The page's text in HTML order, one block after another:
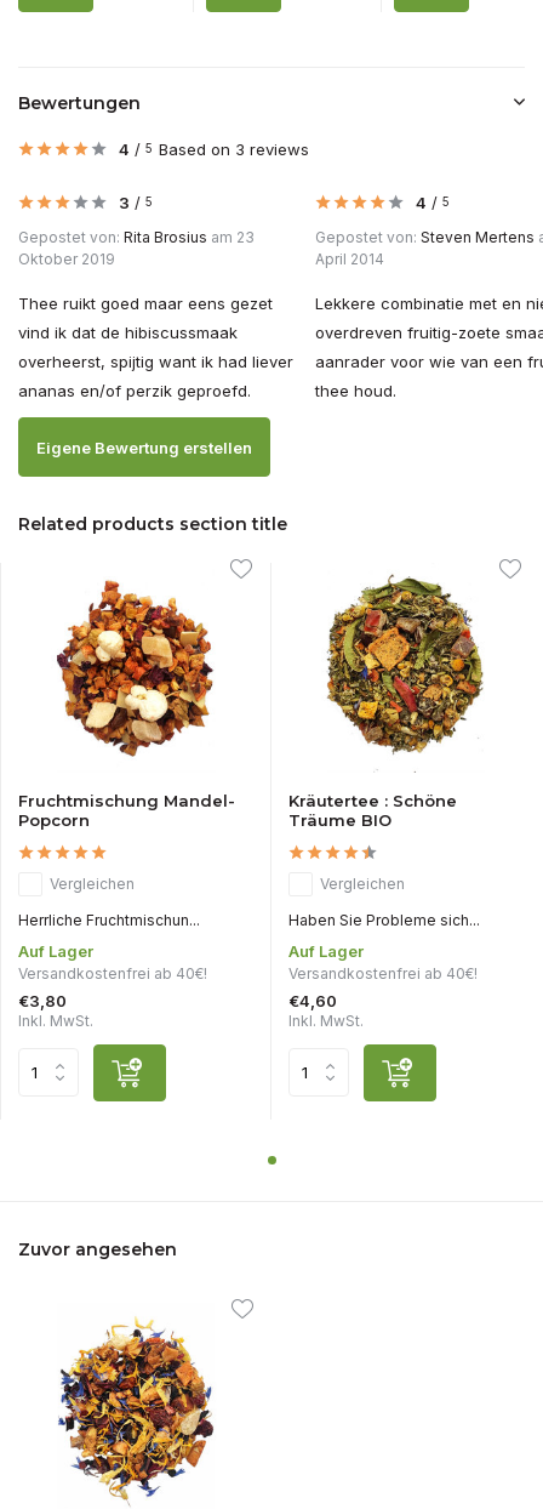
Bewertungen
4 / 5 Based on 3 reviews
3 / 5
Gepostet von: Rita Brosius am 23
Oktober 2019
Thee ruikt goed maar eens gezet
vind ik dat de hibiscussmaak
overheerst, spijtig want ik had liever
ananas en/of perzik geproefd.
4 / 5
Gepostet von: Steven Mertens
April 2014
Lekkere combinatie met en
overdreven fruitig-zoete
aanrader voor wie van een
thee houd.
Eigene Bewertung erstellen
Related products section title
Fruchtmischung Mandel-
Popcorn
Vergleichen
Herrliche Fruchtmischun...
Auf Lager
Versandkostenfrei ab 40€!
€3,80
Inkl. MwSt.
Kräutertee : Schöne
Träume BIO
Vergleichen
Haben Sie Probleme sich...
Auf Lager
Versandkostenfrei ab 40€!
€4,60
Inkl. MwSt.
Zuvor angesehen